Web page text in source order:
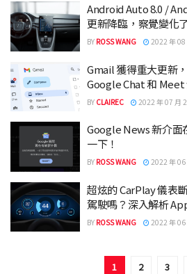
Android Auto 8.0 /
更新降臨，察覺變化
BY ROSS WANG 2022 年 08
Gmail 獲得重大更新
Google Chat 和 Meet
BY CLAIREC 2022 年 07 月
Google News 新介面
一下！
BY ROSS WANG 2022 年 06
超炫的 CarPlay 儀表
駕駛嗎？深入解析
BY ROSS WANG 2022 年 06
1 2 3